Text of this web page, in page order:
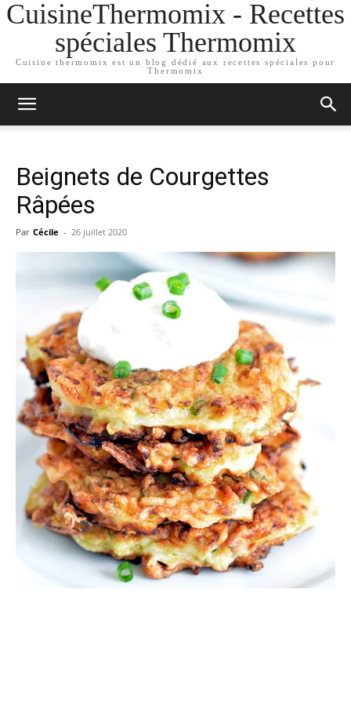
CuisineThermomix - Recettes
spéciales Thermomix
Cuisine thermomix est un blog dédié aux recettes spéciales pour
Thermomix
Beignets de Courgettes
Râpées
Par Cécile - 26 juillet 2020